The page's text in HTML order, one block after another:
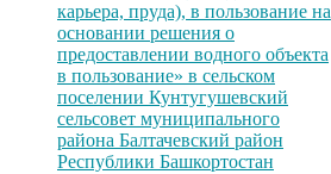
карьера, пруда), в пользование на
основании решения о
предоставлении водного объекта
в пользование» в сельском
поселении Кунтугушевский
сельсовет муниципального
района Балтачевский район
Республики Башкортостан